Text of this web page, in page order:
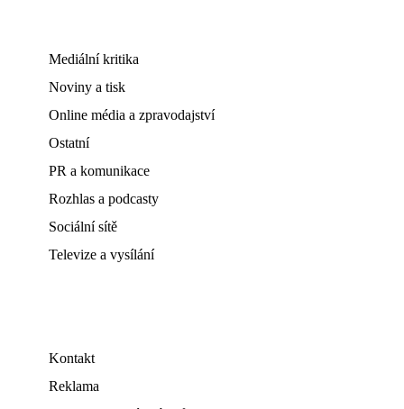
Mediální kritika
Noviny a tisk
Online média a zpravodajství
Ostatní
PR a komunikace
Rozhlas a podcasty
Sociální sítě
Televize a vysílání
Kontakt
Reklama